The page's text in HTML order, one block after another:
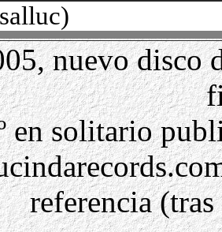
nuevo disco
en solitario
referencia